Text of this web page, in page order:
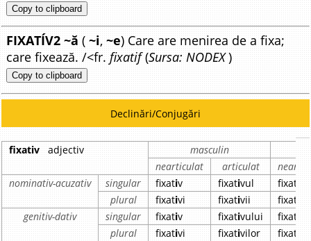
Copy to clipboard
FIXATÍV2 ~ă (~i,~e) Care are menirea de a fixa;
care fixează. /<fr.fixatif(Sursa: NODEX)
Copy to clipboard
Declinări/Conjugări
fixativ adjectiv
masculin
nearticulat
articulat
nominativ-acuzativ
singular fixativ fixativul fixat
plural
fixativi fixativii fixat
genitiv-dativ
singular fixativ fixativului fixat
plural
fixativi fixativilor fixat